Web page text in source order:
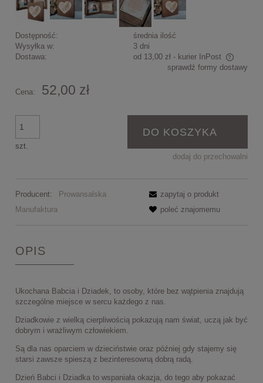
Dostępność:
średnia ilość
Wysyłka w:
3 dni
Dostawa:
od 13,00 zł - kurier InPost
Cena nie zawiera ewentualnych kosztów płatnościsprawdź formy dostawy
Cena: 52,00 zł
szt.
DO KOSZYKA
dodaj do przechowalni
Producent:
Prowansalska
Manufaktura
zapytaj o produkt
poleć znajomemu
OPIS
Ukochana Babcia i Dziadek, to osoby, które bez wątpienia znajdują
szczególne miejsce w sercu każdego z nas.
Dziadkowie z wielką cierpliwością pokazują nam świat, uczą jak być
dobrym i wrażliwym człowiekiem.
Są dla nas oparciem w dzieciństwie oraz później gdy stajemy się
starsi zawsze spieszą z bezinteresowną dobrą radą.
Dzień Babci i Dziadka to wspaniała okazja, do tego aby pokazać